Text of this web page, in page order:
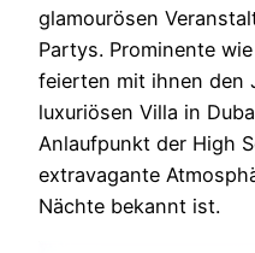
glamourösen
Partys. Prominente
feierten mit ihnen den
luxuriösen Villa in
Anlaufpunkt der High
extravagante
Nächte bekannt ist.